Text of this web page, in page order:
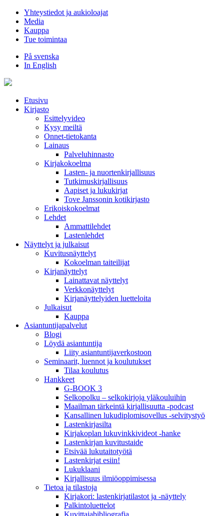
Hyppää
sisältöön
Yhteystiedot ja aukioloajat
Media
Kauppa
Tue toimintaa
På svenska
In English
Etusivu
Kirjasto
Esittelyvideo
Kysy meiltä
Onnet-tietokanta
Lainaus
Palveluhinnasto
Kirjakokoelma
Lasten- ja nuortenkirjallisuus
Tutkimuskirjallisuus
Aapiset ja lukukirjat
Tove Janssonin kotikirjasto
Erikoiskokoelmat
Lehdet
Ammattilehdet
Lastenlehdet
Näyttelyt ja julkaisut
Kuvitusnäyttelyt
Kokoelman taiteilijat
Kirjanäyttelyt
Lainattavat näyttelyt
Verkkonäyttelyt
Kirjanäyttelyiden luetteloita
Julkaisut
Kauppa
Asiantuntija­palvelut
Blogi
Löydä asiantuntija
Liity asiantuntijaverkostoon
Seminaarit, luennot ja koulutukset
Tilaa koulutus
Hankkeet
G-BOOK 3
Selkopolku – selkokirjoja yläkouluihin
Maailman tärkeintä kirjallisuutta -podcast
Kansallinen lukudiplomisovellus -selvitystyö
Lastenkirjasilta
Kirjakoplan lukuvinkkivideot -hanke
Lastenkirjan kuvitustaide
Etsivää lukutaitotyötä
Lastenkirjat esiin!
Lukuklaani
Kirjallisuus ilmiöoppimisessa
Tietoa ja tilastoja
Kirjakori: lastenkirjatilastot ja -näyttely
Palkintoluettelot
Kuvittaja­bibliografia